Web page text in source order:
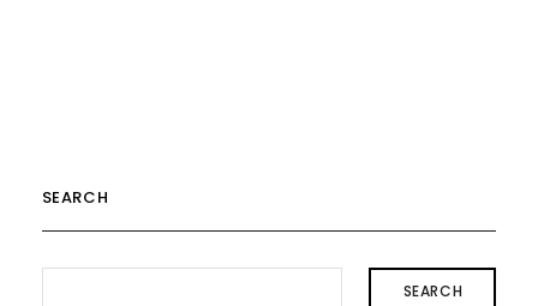
SEARCH
SEARCH